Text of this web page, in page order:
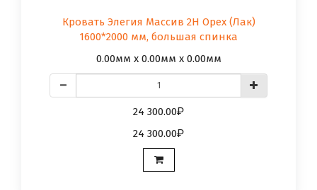
Кровать Элегия Массив 2Н Орех (Лак)
1600*2000 мм, большая спинка
0.00мм x 0.00мм x 0.00мм
24 300.00
24 300.00